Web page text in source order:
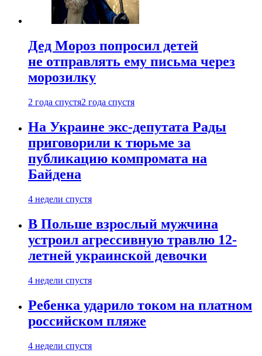
Дед Мороз попросил детей
не отправлять ему письма через
морозилку
2 года спустя2 года спустя
На Украине экс-депутата Рады
приговорили к тюрьме за
публикацию компромата на
Байдена
4 недели спустя
В Польше взрослый мужчина
устроил агрессивную травлю 12-
летней украинской девочки
4 недели спустя
Ребенка ударило током на платном
российском пляже
4 недели спустя